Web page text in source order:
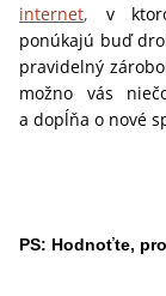
internet, v
ponúkajú buď
pravidelný
možno vás
a dopĺňa o nové
PS: Hodnoťte,